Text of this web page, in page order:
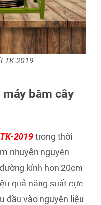
TK-2019
máy băm cây
2019trong thời
nhuyễn nguyên
kính hơn 20cm
quả năng suất cực
đầu vào nguyên liệu